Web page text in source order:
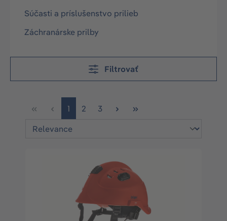
Súčasti a príslušenstvo prilieb
Záchranárske prilby
Filtrovať
Stránka
1 Stránka
2 Stránka
3